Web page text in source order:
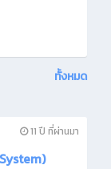
ทั้งหมด
11 ปี ที่ผ่านมา